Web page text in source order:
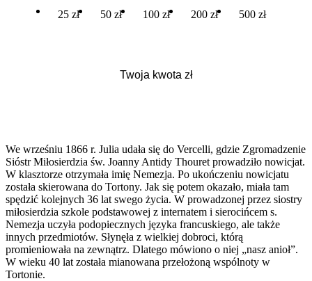
25 zł 50 zł 100 zł 200 zł 500 zł
We wrześniu 1866 r. Julia udała się do Vercelli, gdzie Zgromadzenie
Sióstr Miłosierdzia św. Joanny Antidy Thouret prowadziło nowicjat.
W klasztorze otrzymała imię Nemezja. Po ukończeniu nowicjatu
została skierowana do Tortony. Jak się potem okazało, miała tam
spędzić kolejnych 36 lat swego życia. W prowadzonej przez siostry
miłosierdzia szkole podstawowej z internatem i sierocińcem s.
Nemezja uczyła podopiecznych języka francuskiego, ale także
innych przedmiotów. Słynęła z wielkiej dobroci, którą
promieniowała na zewnątrz. Dlatego mówiono o niej „nasz anioł”.
W wieku 40 lat została mianowana przełożoną wspólnoty w
Tortonie.